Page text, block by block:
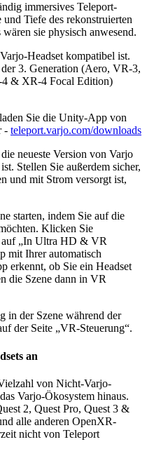
immersives Teleport-
Tiefe des rekonstruierten
sie physisch anwesend.
Headset kompatibel ist.
3. Generation (Aero, VR-3,
& XR-4 Focal Edition)
Sie die Unity-App von
- teleport.varjo.com/downloads
neueste Version von Varjo
Stellen Sie außerdem sicher,
und mit Strom versorgt ist,
starten, indem Sie auf die
Klicken Sie
auf „In Ultra HD & VR
mit Ihrer automatisch
erkennt, ob Sie ein Headset
die Szene dann in VR
in der Szene während der
der Seite „VR-Steuerung“.
an
von Nicht-Varjo-
Varjo-Ökosystem hinaus.
2, Quest Pro, Quest 3 &
alle anderen OpenXR-
nicht von Teleport